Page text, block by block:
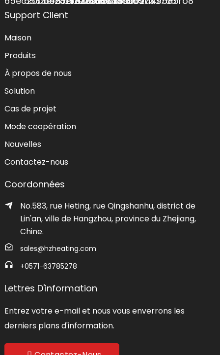
Support Client
Maison
Produits
À propos de nous
Solution
Cas de projet
Mode coopération
Nouvelles
Contactez-nous
Coordonnées
No.583, rue Heting, rue Qingshanhu, district de
Lin'an, ville de Hangzhou, province du Zhejiang,
Chine.
sales@hzheating.com
+0571-63785278
Lettres D'information
Entrez votre e-mail et nous vous enverrons les
derniers plans d'information.